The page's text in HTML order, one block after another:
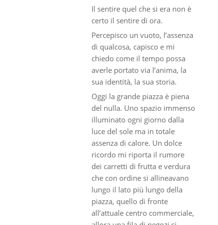
Il sentire quel che si era non è
certo il sentire di ora.
Percepisco un vuoto, l’assenza
di qualcosa, capisco e mi
chiedo come il tempo possa
averle portato via l’anima, la
sua identità, la sua storia.
Oggi la grande piazza è piena
del nulla. Uno spazio immenso
illuminato ogni giorno dalla
luce del sole ma in totale
assenza di calore. Un dolce
ricordo mi riporta il rumore
dei carretti di frutta e verdura
che con ordine si allineavano
lungo il lato più lungo della
piazza, quello di fronte
all’attuale centro commerciale,